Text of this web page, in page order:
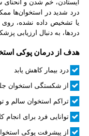
ایستادن، خم شدن و
درد شدید در استخوان‌ها
یا تشخیص داده نشده،
دردها، به دنبال ارزیابی
هدف از درمان پوکی
درد بیمار کاهش یابد
از شکستگی استخوان
تراکم استخوان سالم و
توانایی فرد برای انجام
از پیشرفت پوکی